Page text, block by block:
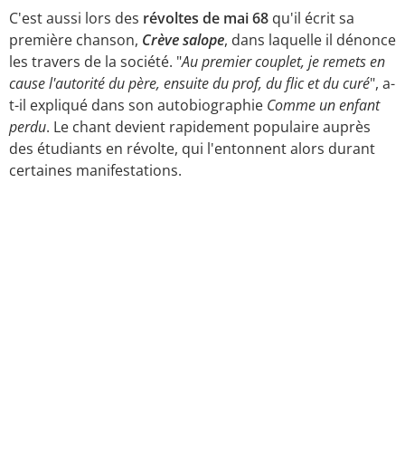
C'est aussi lors des révoltes de mai 68 qu'il écrit sa
première chanson, Crève salope, dans laquelle il dénonce
les travers de la société. "Au premier couplet, je remets en
cause l'autorité du père, ensuite du prof, du flic et du curé", a-
t-il expliqué dans son autobiographie Comme un enfant
perdu. Le chant devient rapidement populaire auprès
des étudiants en révolte, qui l'entonnent alors durant
certaines manifestations.